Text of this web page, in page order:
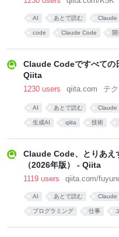
AI あとで読む Claude
code Claude Code 開
Claude Codeですべての
Qiita
1230 users qiita.com テ
AI あとで読む Claude
生成AI qiita 技術
Claude Code、とりあえ
（2026年版） - Qiita
1119 users qiita.com/
AI あとで読む Claude
プログラミング 仕事